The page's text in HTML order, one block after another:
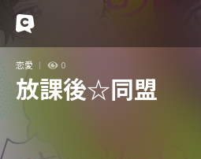
恋愛 0
放課後☆同盟